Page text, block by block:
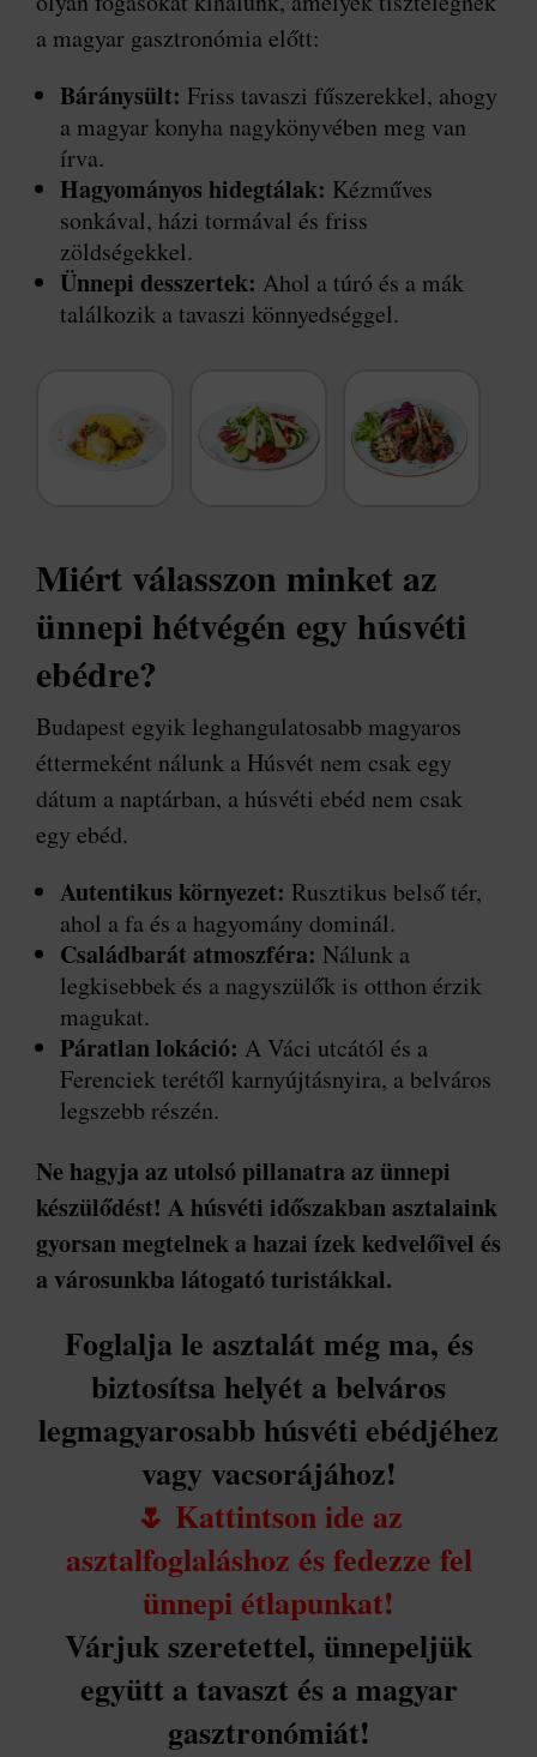
a magyar gasztronómia előtt:
Báránysült: Friss tavaszi fűszerekkel, ahogy
a magyar konyha nagykönyvében meg van
írva.
Hagyományos hidegtálak: Kézműves
sonkával, házi tormával és friss
zöldségekkel.
Ünnepi desszertek: Ahol a túró és a mák
találkozik a tavaszi könnyedséggel.
Miért válasszon minket az
ünnepi hétvégén egy húsvéti
ebédre?
Budapest egyik leghangulatosabb magyaros
éttermeként nálunk a Húsvét nem csak egy
dátum a naptárban, a húsvéti ebéd nem csak
egy ebéd.
Autentikus környezet: Rusztikus belső tér,
ahol a fa és a hagyomány dominál.
Családbarát atmoszféra: Nálunk a
legkisebbek és a nagyszülők is otthon érzik
magukat.
Páratlan lokáció: A Váci utcától és a
Ferenciek terétől karnyújtásnyira, a belváros
legszebb részén.
Ne hagyja az utolsó pillanatra az ünnepi
készülődést! A húsvéti időszakban asztalaink
gyorsan megtelnek a hazai ízek kedvelőivel és
a városunkba látogató turistákkal.
Foglalja le asztalát még ma, és
biztosítsa helyét a belváros
legmagyarosabb húsvéti ebédjéhez
vagy vacsorájához!
🌷 Kattintson ide az
asztalfoglaláshoz és fedezze fel
ünnepi étlapunkat!
Várjuk szeretettel, ünnepeljük
együtt a tavaszt és a magyar
gasztronómiát!